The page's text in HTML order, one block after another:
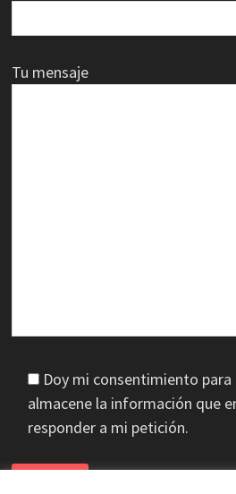
Tu mensaje
Doy mi consentimiento
almacene la información que
responder a mi petición.